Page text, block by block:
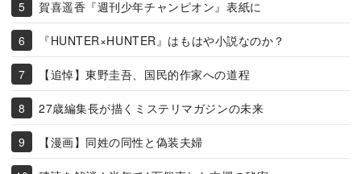
賀喜遥香『週刊少年チャンピオン』表紙に
『HUNTER×HUNTER』はもはや小説なのか？
【追悼】東野圭吾、国民的作家への道程
27歳編集長が描くミステリマガジンの未来
【漫画】同姓の同性と偽装夫婦